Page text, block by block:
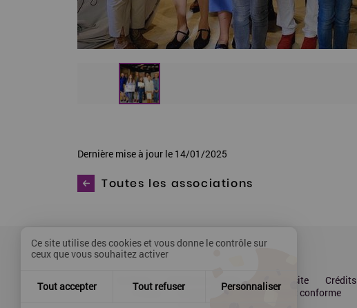
Dernière mise à jour le 14/01/2025
Toutes les associations
Contact Mentions légales Plan du site
Crédits
Presse
Accessibilité : partiellement conforme
Ce site utilise des cookies et vous donne le contrôle sur
ceux que vous souhaitez activer
Tout accepter Tout refuser Personnaliser